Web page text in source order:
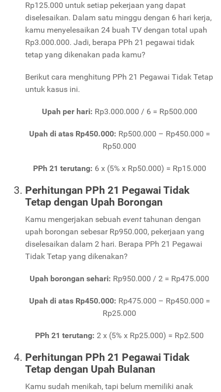
Rp125.000 untuk setiap pekerjaan yang dapat
diselesaikan. Dalam satu minggu dengan 6 hari kerja,
kamu menyelesaikan 24 buah TV dengan total upah
Rp3.000.000. Jadi, berapa PPh 21 pegawai tidak
tetap yang dikenakan pada kamu?
Berikut cara menghitung PPh 21 Pegawai Tidak Tetap
untuk kasus ini.
Upah per hari: Rp3.000.000 / 6 = Rp500.000
Upah di atas Rp450.000: Rp500.000 – Rp450.000 =
Rp50.000
PPh 21 terutang: 6 x (5% x Rp50.000) = Rp15.000
Perhitungan PPh 21 Pegawai Tidak
Tetap dengan Upah Borongan
Kamu mengerjakan sebuah event tahunan dengan
upah borongan sebesar Rp950.000, pekerjaan yang
diselesaikan dalam 2 hari. Berapa PPh 21 Pegawai
Tidak Tetap yang dikenakan?
Upah borongan sehari: Rp950.000 / 2 = Rp475.000
Upah di atas Rp450.000: Rp475.000 – Rp450.000 =
Rp25.000
PPh 21 terutang: 2 x (5% x Rp25.000) = Rp2.500
Perhitungan PPh 21 Pegawai Tidak
Tetap dengan Upah Bulanan
Kamu sudah menikah, tapi belum memiliki anak